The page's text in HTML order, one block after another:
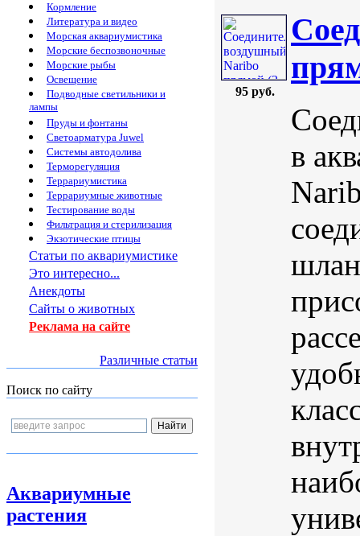
Кормление
Литература и видео
Морская аквариумистика
Морские беспозвоночные
Морские рыбы
Освещение
Подводные светильники и
лампы
Пруды и фонтаны
Светоарматура Juwel
Системы автодолива
Терморегуляция
Террариумистика
Террариумные животные
Тестирование воды
Фильтрация и стерилизация
Экзотические птицы
Статьи по аквариумистике
Это интересно...
Анекдоты
Сайты о животных
Реклама на сайте
Различные статьи
Поиск по сайту
Аквариумные
растения
95 руб.
в